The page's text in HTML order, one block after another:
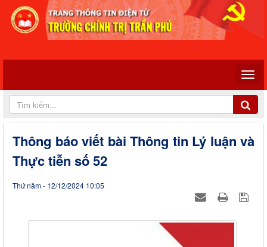
Thông báo viết bài Thông tin Lý luận và
Thực tiễn số 52
Thứ năm - 12/12/2024 10:05